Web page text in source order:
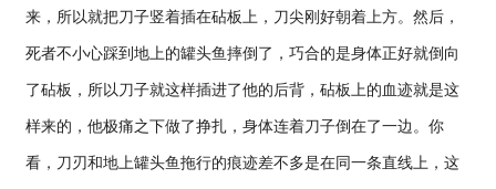
来，所以就把刀子竖着插在砧板上，刀尖刚好朝着上方。然后，
死者不小心踩到地上的罐头鱼摔倒了，巧合的是身体正好就倒向
了砧板，所以刀子就这样插进了他的后背，砧板上的血迹就是这
样来的，他极痛之下做了挣扎，身体连着刀子倒在了一边。你
看，刀刃和地上罐头鱼拖行的痕迹差不多是在同一条直线上，这